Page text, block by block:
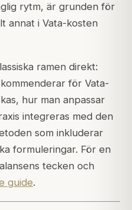
rytm, är grunden för
annat i Vata-kosten
ramen direkt:
för Vata-
hur man anpassar
integreras med den
som inkluderar
formuleringar. För en
tecken och
guide.